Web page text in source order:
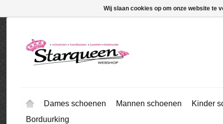
Dames schoenen Mannen schoenen
Kinder
Borduurking
Wij slaan cookies op om onze website te